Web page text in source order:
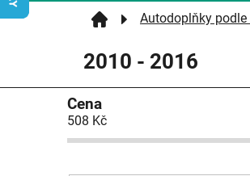
Autodoplňky
2010 - 2016
P
o
s
t
Cena
508 Kč